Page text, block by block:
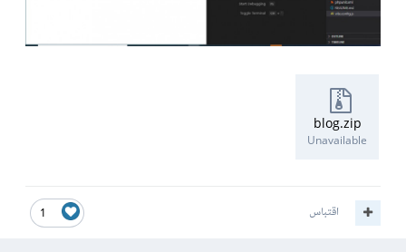
blog.zip
Unavailable
1 اقتباس